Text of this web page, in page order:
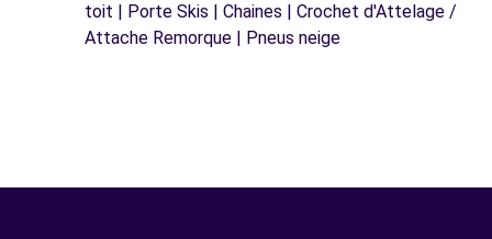
toit | Porte Skis | Chaines | Crochet d'Attelage /
Attache Remorque | Pneus neige